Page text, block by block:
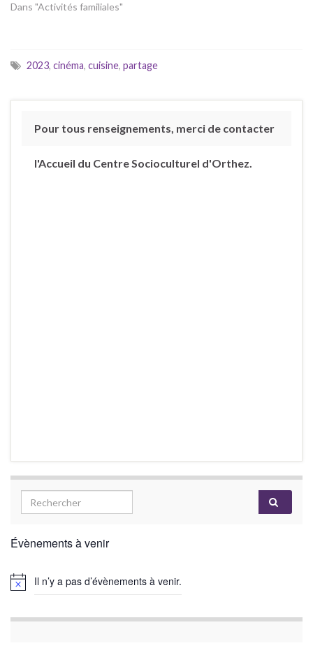
Dans "Activités familiales"
2023, cinéma, cuisine, partage
Pour tous renseignements, merci de contacter
l'Accueil du Centre Socioculturel d'Orthez.
Évènements à venir
Il n’y a pas d’évènements à venir.